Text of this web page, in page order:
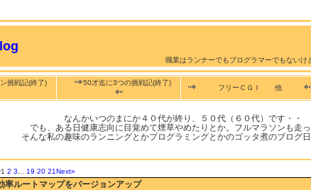
職業はランナーでもプログラマーでもない
挑戦記(終了) 50才迄に3つの挑戦記(終了)
フリーＣＧＩ 他
なんかいつのまにか４０代が終り、５０代（６０代）です・・
でも、ある日健康志向に目覚めて煙草やめたりとか。フルマラソンも走っ
そんな私の趣味のランニングとかプログラミングとかのゴッタ煮のブログ日
1 2 3 19 20 21Next»
率ルートマップをバージョンアップ